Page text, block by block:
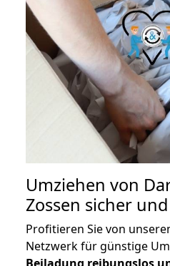
Umziehen von
Zossen sicher
Profitieren Sie von
Netzwerk für günstige